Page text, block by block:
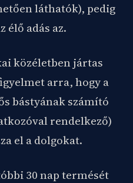
láthatók), pedig
élő adás az.
közéletben jártas
arra, hogy a
bástyának számító
rendelkező)
el a dolgokat.
30 nap termését